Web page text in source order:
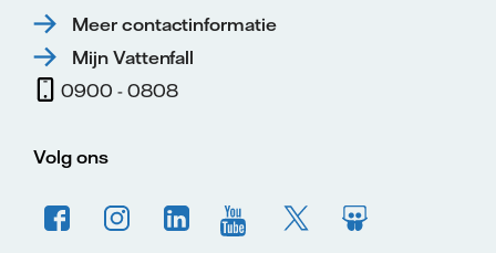
Meer contactinformatie
Mijn Vattenfall
0900 - 0808
Volg ons